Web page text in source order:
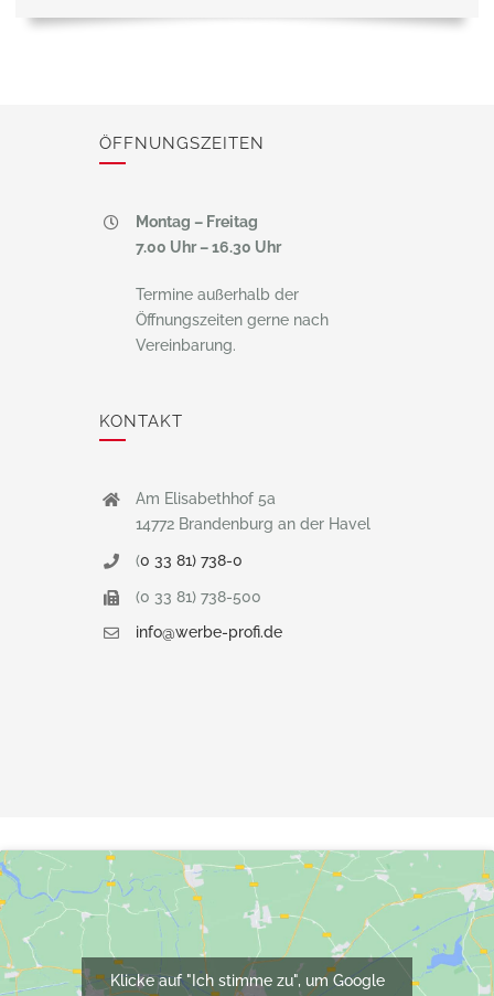
ÖFFNUNGSZEITEN
Montag – Freitag
7.00 Uhr – 16.30 Uhr
Termine außerhalb der
Öffnungszeiten gerne nach
Vereinbarung.
KONTAKT
Am Elisabethhof 5a
14772 Brandenburg an der Havel
(0 33 81) 738-0
(0 33 81) 738-500
info@werbe-profi.de
Klicke auf "Ich stimme zu", um Google